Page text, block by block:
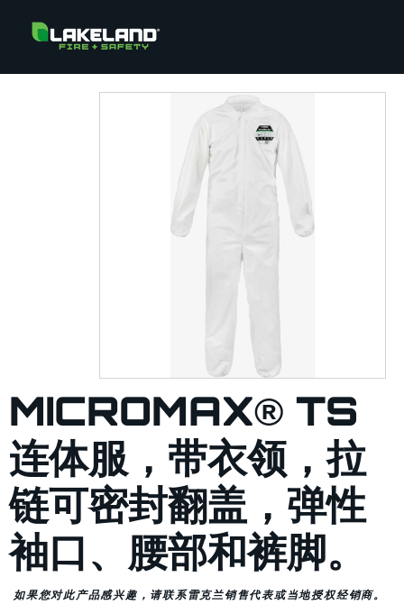
MICROMAX® TS
连体服，带衣领，拉
链可密封翻盖，弹性
袖口、腰部和裤脚。
如果您对此产品感兴趣，请联系雷克兰销售代表或当地授权经销商。